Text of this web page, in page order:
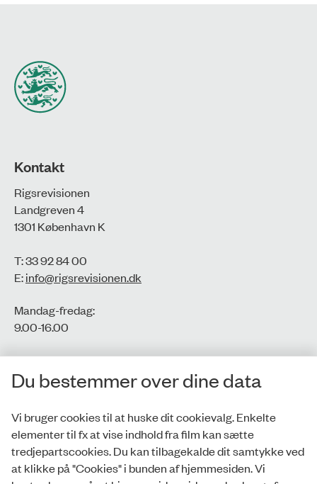
Kontakt
Rigsrevisionen
Landgreven 4
1301 København K
T: 33 92 84 00
E:info@rigsrevisionen.dk
Mandag-fredag:
9.00-16.00​
CVR-nr.: 77806113
EAN-nr.: 5798000016002
Privatlivspolitik
Whistleblowerordning
Du bestemmer over dine data
Vi bruger cookies til at huske dit cookievalg. Enkelte
elementer til fx at vise indhold fra film kan sætte
tredjepartscookies. Du kan tilbagekalde dit samtykke ved
at klikke på "Cookies" i bunden af hjemmesiden. Vi